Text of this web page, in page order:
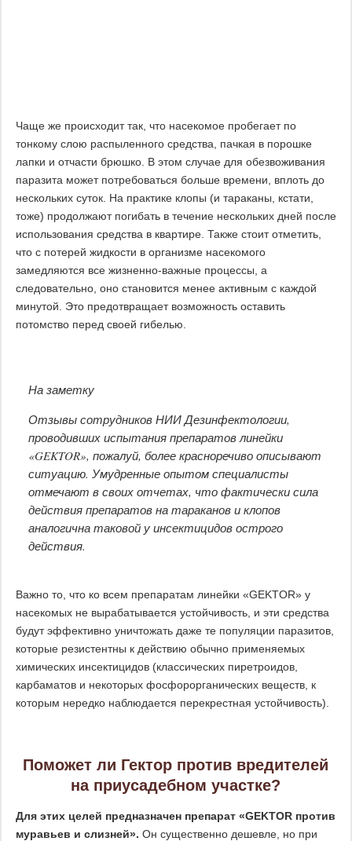
Чаще же происходит так, что насекомое пробегает по
тонкому слою распыленного средства, пачкая в порошке
лапки и отчасти брюшко. В этом случае для обезвоживания
паразита может потребоваться больше времени, вплоть до
нескольких суток. На практике клопы (и тараканы, кстати,
тоже) продолжают погибать в течение нескольких дней после
использования средства в квартире. Также стоит отметить,
что с потерей жидкости в организме насекомого
замедляются все жизненно-важные процессы, а
следовательно, оно становится менее активным с каждой
минутой. Это предотвращает возможность оставить
потомство перед своей гибелью.
На заметку
Отзывы сотрудников НИИ Дезинфектологии,
проводивших испытания препаратов линейки
«GEKTOR», пожалуй, более красноречиво описывают
ситуацию. Умудренные опытом специалисты
отмечают в своих отчетах, что фактически сила
действия препаратов на тараканов и клопов
аналогична таковой у инсектицидов острого
действия.
Важно то, что ко всем препаратам линейки «GEKTOR» у
насекомых не вырабатывается устойчивость, и эти средства
будут эффективно уничтожать даже те популяции паразитов,
которые резистентны к действию обычно применяемых
химических инсектицидов (классических пиретроидов,
карбаматов и некоторых фосфорорганических веществ, к
которым нередко наблюдается перекрестная устойчивость).
Поможет ли Гектор против вредителей
на приусадебном участке?
Для этих целей предназначен препарат «GEKTOR против
муравьев и слизней». Он существенно дешевле, но при